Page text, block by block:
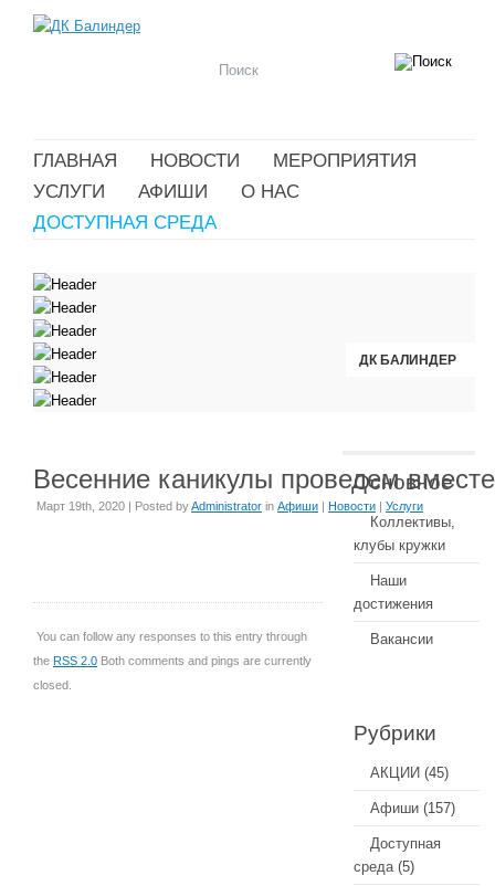
ГЛАВНАЯ НОВОСТИ
МЕРОПРИЯТИЯ
УСЛУГИ
АФИШИ
О НАС
ДОСТУПНАЯ СРЕДА
ДК БАЛИНДЕР
ДК БАЛИНДЕР
ДК БАЛИНДЕР
ДК БАЛИНДЕР
ДК БАЛИНДЕР
ДК БАЛИНДЕР
Весенние каникулы проведем
Март 19th, 2020 | Posted byAdministrator in Афиши | Новости | Услуги
You can follow any responses to this entry through
the RSS 2.0 Both comments and pings are currently
closed.
Основное
Коллективы,
клубы кружки
Наши
достижения
Вакансии
Рубрики
АКЦИИ (45)
Афиши (157)
Доступная
среда(5)